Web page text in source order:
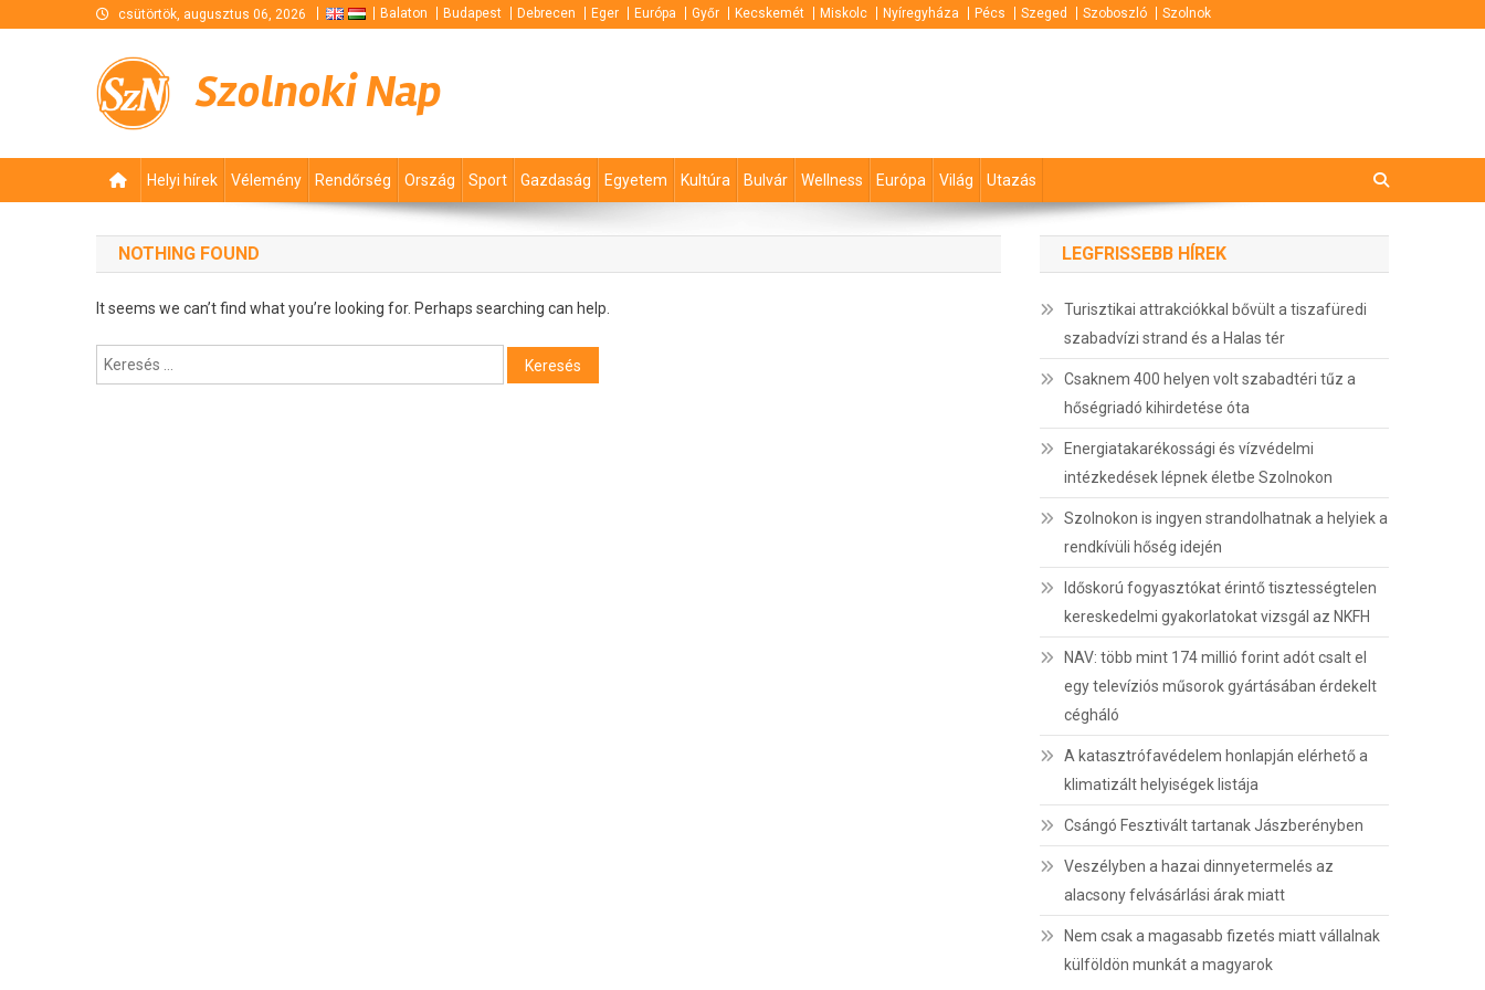
csütörtök, augusztus 06, 2026 Balaton Budapest Debrecen Eger Európa Győr Kecskemét Miskolc Nyíregyháza Pécs Szeged Szoboszló Szolnok
Szolnoki Nap
Helyi hírek Vélemény Rendőrség Ország Sport Gazdaság Egyetem Kultúra Bulvár Wellness Európa Világ Utazás
NOTHING FOUND
It seems we can’t find what you’re looking for. Perhaps searching can help.
Keresés:
LEGFRISSEBB HÍREK
Turisztikai attrakciókkal bővült a tiszafüredi
szabadvízi strand és a Halas tér
Csaknem 400 helyen volt szabadtéri tűz a
hőségriadó kihirdetése óta
Energiatakarékossági és vízvédelmi
intézkedések lépnek életbe Szolnokon
Szolnokon is ingyen strandolhatnak a helyiek a
rendkívüli hőség idején
Időskorú fogyasztókat érintő tisztességtelen
kereskedelmi gyakorlatokat vizsgál az NKFH
NAV: több mint 174 millió forint adót csalt el
egy televíziós műsorok gyártásában érdekelt
cégháló
A katasztrófavédelem honlapján elérhető a
klimatizált helyiségek listája
Csángó Fesztivált tartanak Jászberényben
Veszélyben a hazai dinnyetermelés az
alacsony felvásárlási árak miatt
Nem csak a magasabb fizetés miatt vállalnak
külföldön munkát a magyarok